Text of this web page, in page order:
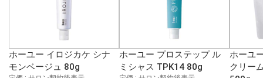
ホーユー イロジカケ シナ
モンベージュ 80g
ホーユー プロステップ ル
ミシャス TPK14 80g
ホーユ
クリー